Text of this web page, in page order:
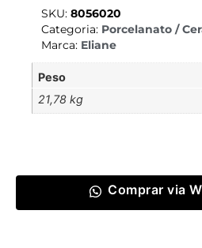
SKU: 8056020
Categoria: Porcelanato /
Marca: Eliane
Peso
21,78 kg
Comprar via